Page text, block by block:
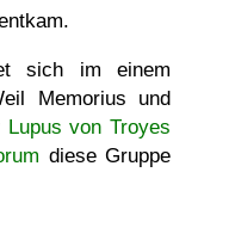
sich im einem
Memorius und
Lupus von Troyes
diese Gruppe